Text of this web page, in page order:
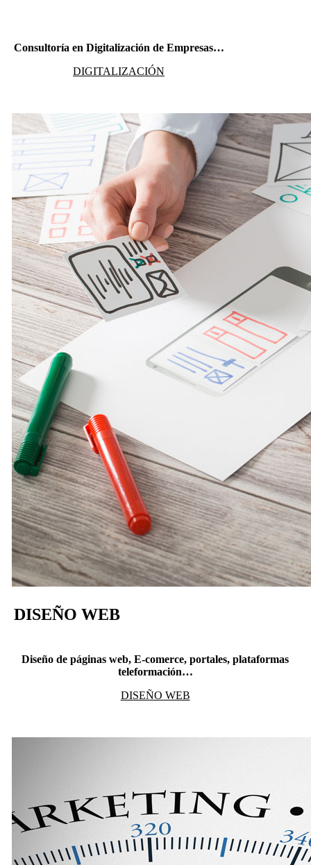
Consultoría en Digitalización de Empresas…
DIGITALIZACIÓN
DISEÑO WEB
Diseño de páginas web, E-comerce, portales, plataformas
teleformación…
DISEÑO WEB